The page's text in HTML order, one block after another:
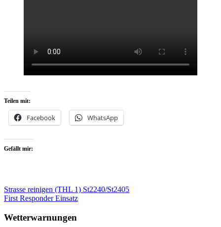
Teilen mit:
Facebook WhatsApp
Gefällt mir:
Beitragsnavigation
Strasse reinigen (THL 1) St2240/St2405
First Responder Einsatz
Wetterwarnungen